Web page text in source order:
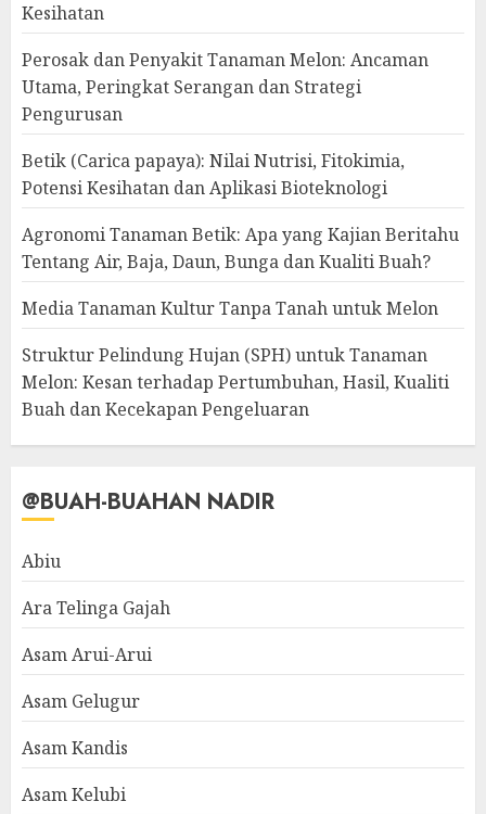
Kesihatan
Perosak dan Penyakit Tanaman Melon: Ancaman
Utama, Peringkat Serangan dan Strategi
Pengurusan
Betik (Carica papaya): Nilai Nutrisi, Fitokimia,
Potensi Kesihatan dan Aplikasi Bioteknologi
Agronomi Tanaman Betik: Apa yang Kajian Beritahu
Tentang Air, Baja, Daun, Bunga dan Kualiti Buah?
Media Tanaman Kultur Tanpa Tanah untuk Melon
Struktur Pelindung Hujan (SPH) untuk Tanaman
Melon: Kesan terhadap Pertumbuhan, Hasil, Kualiti
Buah dan Kecekapan Pengeluaran
@BUAH-BUAHAN NADIR
Abiu
Ara Telinga Gajah
Asam Arui-Arui
Asam Gelugur
Asam Kandis
Asam Kelubi